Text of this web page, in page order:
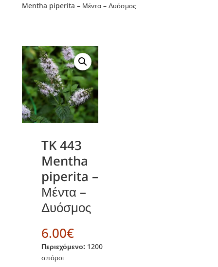
Mentha piperita – Μέντα – Δυόσμος
TK 443
Mentha
piperita –
Μέντα –
Δυόσμος
6.00€
Περιεχόμενο: 1200
σπόροι